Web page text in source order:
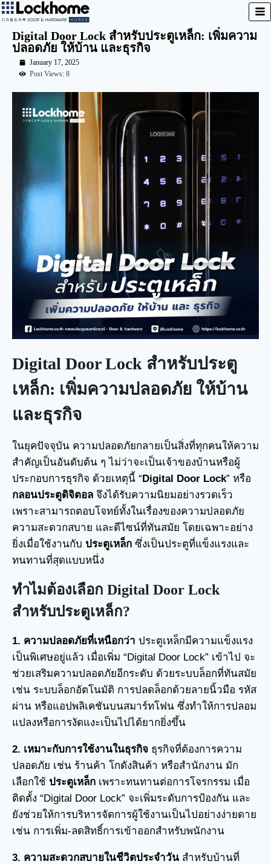
Digital Door Lock สำหรับประตูเหล็ก: เพิ่มความ
ปลอดภัย ให้บ้าน และธุรกิจ
January 17, 2025
Post Views: 8
Digital Door Lock สำหรับประตู
เหล็ก: เพิ่มความปลอดภัย ให้บ้าน
และธุรกิจ
ในยุคปัจจุบัน ความปลอดภัยกลายเป็นสิ่งที่ทุกคนให้ความ
สำคัญเป็นอันดับต้น ๆ ไม่ว่าจะเป็นเจ้าของบ้านหรือผู้
ประกอบการธุรกิจ ด้วยเหตุนี้ “Digital Door Lock” หรือ
กลอนประตูดิจิตอล จึงได้รับความนิยมอย่างรวดเร็ว
เพราะสามารถตอบโจทย์ทั้งในเรื่องของความปลอดภัย
ความสะดวกสบาย และดีไซน์ที่ทันสมัย โดยเฉพาะอย่าง
ยิ่งเมื่อใช้งานกับ ประตูเหล็ก ซึ่งเป็นประตูที่แข็งแรงและ
ทนทานที่สุดแบบหนึ่ง
ทำไมต้องเลือก Digital Door Lock
สำหรับประตูเหล็ก?
1. ความปลอดภัยที่เหนือกว่า ประตูเหล็กมีความแข็งแรง
เป็นพิเศษอยู่แล้ว เมื่อเพิ่ม “Digital Door Lock” เข้าไป จะ
ช่วยเสริมความปลอดภัยอีกระดับ ด้วยระบบล็อกที่ทันสมัย
เช่น ระบบล็อกอัตโนมัติ การปลดล็อกด้วยลายนิ้วมือ รหัส
ผ่าน หรือแอปพลิเคชันบนสมาร์ทโฟน ซึ่งทำให้การปลอม
แปลงหรือการงัดแงะเป็นไปได้ยากยิ่งขึ้น
2. เหมาะกับการใช้งานในธุรกิจ ธุรกิจที่ต้องการความ
ปลอดภัย เช่น ร้านค้า โกดังสินค้า หรือสำนักงาน มัก
เลือกใช้ ประตูเหล็ก เพราะทนทานต่อการโจรกรรม เมื่อ
ติดตั้ง “Digital Door Lock” จะเพิ่มระดับการป้องกัน และ
ยังช่วยให้การบริหารจัดการผู้ใช้งานเป็นไปอย่างง่ายดาย
เช่น การเพิ่ม-ลดสิทธิ์การเข้าออกสำหรับพนักงาน
3. ความสะดวกสบายในชีวิตประจำวัน สำหรับบ้านที่